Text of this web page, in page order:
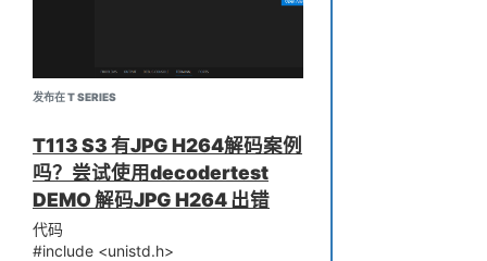
将 decoder_test 使用adb push 发送到
T113-S3 开发板下面错误：
decoder_test_log.txt
查看h264解码输出的文件大小为0字
节。
发布在 T SERIES
T113 S3 有JPG H264解码案例
吗？尝试使用decodertest
DEMO 解码JPG H264 出错
代码
#include <unistd.h>